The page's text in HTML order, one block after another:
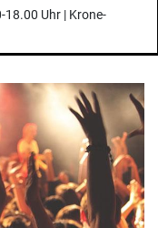
18.00 Uhr | Krone-